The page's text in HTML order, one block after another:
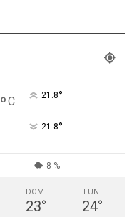
°C 21.8°
21.8°
8 %
DOM
23°
LUN
24°